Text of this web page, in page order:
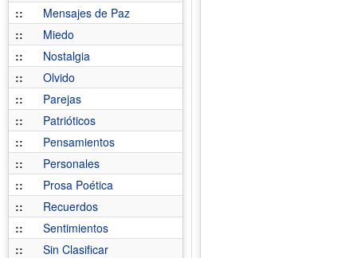
::
Mensajes de Paz
::
Miedo
::
Nostalgia
::
Olvido
::
Parejas
::
Patrióticos
::
Pensamientos
::
Personales
::
Prosa Poética
::
Recuerdos
::
Sentimientos
::
Sin Clasificar